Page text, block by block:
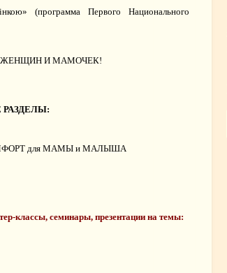
(программа Первого Национального
И МАМОЧЕК!
для МАМЫ и МАЛЫША
семинары, презентации на темы: